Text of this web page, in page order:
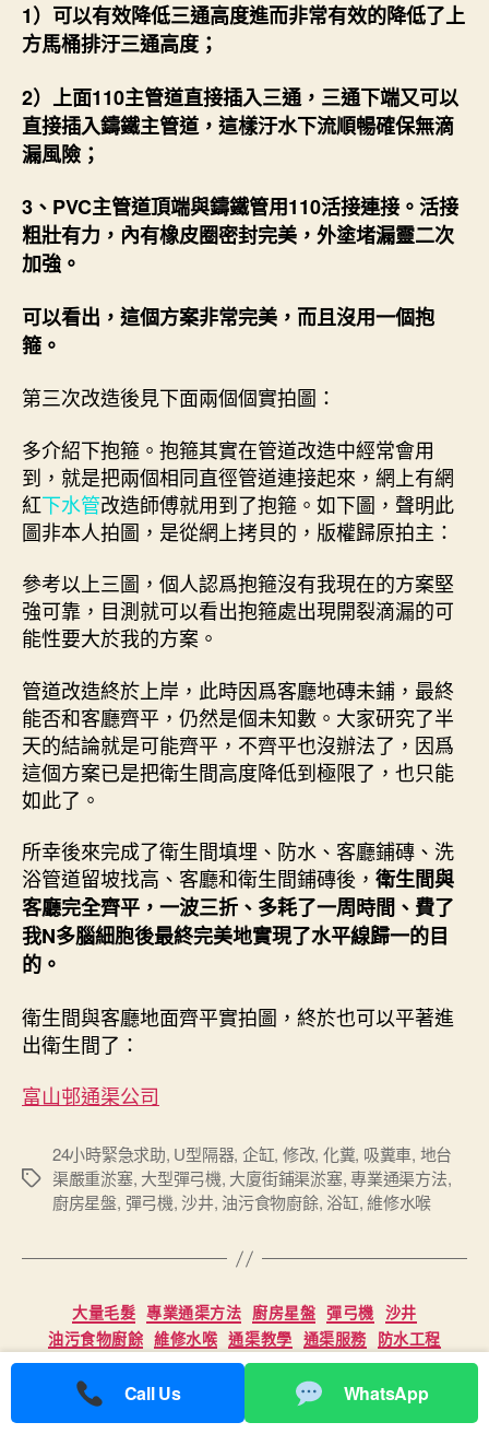
1）可以有效降低三通高度進而非常有效的降低了上
方馬桶排汙三通高度；
2）上面110主管道直接插入三通，三通下端又可以
直接插入鑄鐵主管道，這樣汙水下流順暢確保無滴
漏風險；
3、PVC主管道頂端與鑄鐵管用110活接連接。活接
粗壯有力，內有橡皮圈密封完美，外塗堵漏靈二次
加強。
可以看出，這個方案非常完美，而且沒用一個抱
箍。
第三次改造後見下面兩個個實拍圖：
多介紹下抱箍。抱箍其實在管道改造中經常會用
到，就是把兩個相同直徑管道連接起來，網上有網
紅下水管改造師傅就用到了抱箍。如下圖，聲明此
圖非本人拍圖，是從網上拷貝的，版權歸原拍主：
參考以上三圖，個人認爲抱箍沒有我現在的方案堅
強可靠，目測就可以看出抱箍處出現開裂滴漏的可
能性要大於我的方案。
管道改造終於上岸，此時因爲客廳地磚未鋪，最終
能否和客廳齊平，仍然是個未知數。大家研究了半
天的結論就是可能齊平，不齊平也沒辦法了，因爲
這個方案已是把衛生間高度降低到極限了，也只能
如此了。
所幸後來完成了衛生間填埋、防水、客廳鋪磚、洗
浴管道留坡找高、客廳和衛生間鋪磚後， 衛生間與
客廳完全齊平，一波三折、多耗了一周時間、費了
我N多腦細胞後最終完美地實現了水平線歸一的目
的。
衛生間與客廳地面齊平實拍圖，終於也可以平著進
出衛生間了：
富山邨通渠公司
Tags
24小時緊急求助, U型隔器, 企缸, 修改, 化糞, 吸糞車, 地台
渠嚴重淤塞, 大型彈弓機, 大廈街鋪渠淤塞,專業通渠方法,
廚房星盤, 彈弓機,沙井, 油污食物廚餘, 浴缸,維修水喉
Categories
大量毛髮 專業通渠方法 廚房星盤 彈弓機 沙井
油污食物廚餘 維修水喉 通渠教學 通渠服務 防水工程
高壓通渠
衛生間地漏堵了怎麼辦 教
Call Us WhatsApp